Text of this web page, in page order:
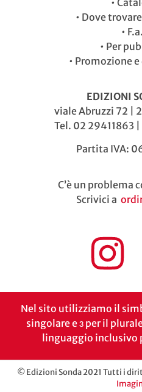
• Dove
•
• Per
• Promozione
EDIZIONI
viale Abruzzi 72 |
Tel. 02 29411863 |
Partita IVA:
C’è un problema
Scrivici a
Nel sito utilizziamo il
singolare e ɜ per il
linguaggio inclusivo
© Edizioni Sonda 2021 Tutti i